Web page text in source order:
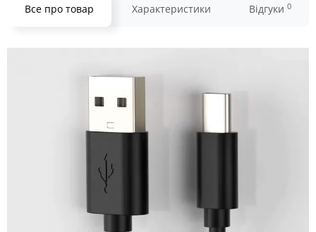
Все про товар Характеристики Відгуки 0